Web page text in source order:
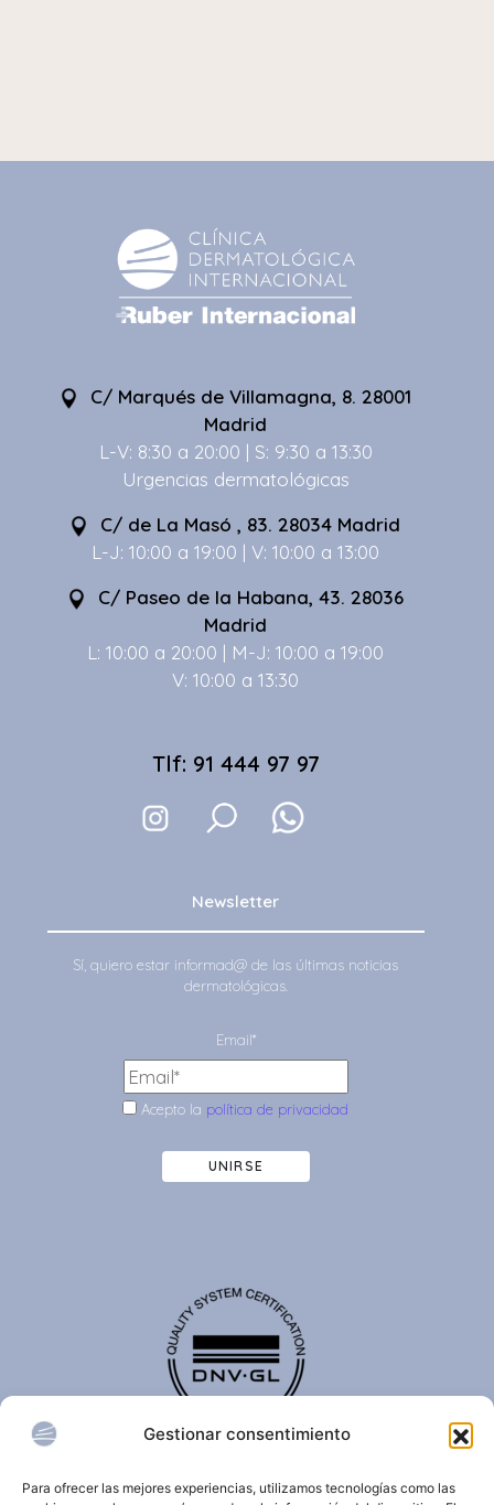
Gestionar consentimiento
Para ofrecer las mejores experiencias, utilizamos tecnologías como las
C/ Marqués de Villamagna, 8. 28001
Madrid
L-V: 8:30 a 20:00 | S: 9:30 a 13:30
Urgencias dermatológicas
C/ de La Masó , 83. 28034 Madrid
L-J: 10:00 a 19:00 | V: 10:00 a 13:00
C/ Paseo de la Habana, 43. 28036
Madrid
L: 10:00 a 20:00 | M-J: 10:00 a 19:00
V: 10:00 a 13:30
Tlf: 91 444 97 97
Newsletter
Sí, quiero estar informad@ de las últimas noticias
dermatológicas.
Email*
Acepto la política de privacidad
UNIRSE
internacionalmente y confirma que una organización